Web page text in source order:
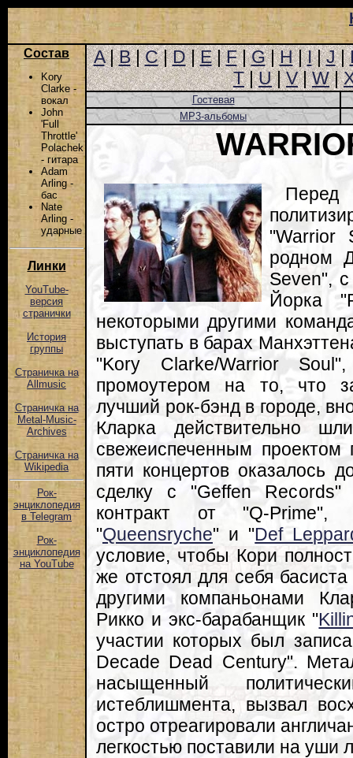
Состав
Kory
Clarke -
вокал
John
'Full
Throttle'
Polachek
- гитара
Adam
Arling -
бас
Nate
Arling -
ударные
Линки
YouTube-
версия
странички
История
группы
Страничка на
Allmusic
Страничка на
Metal-Music-
Archives
Страничка на
Wikipedia
Рок-
энциклопедия
в Telegram
Рок-
энциклопедия
на YouTube
A|B|C|D|E|F|G|H|I|J|
T|U|V|W|
Гостевая
MP3-альбомы
"Warrior
родном
Seven",
Йорка
некоторыми другими
выступать в барах
"Kory Clarke/Warrior
промоутером на то, что
лучший рок-бэнд в городе,
Кларка действительно
свежеиспеченным проектом
пяти концертов оказалось
сделку с "Geffen Records"
контракт от "Q-Prime",
"Queensryche" и "Def
условие, чтобы Кори
же отстоял для себя
другими компаньонами
Рикко и экс-барабанщик "
участии которых был
Decade Dead Century".
насыщенный
истеблишмента, вызвал
остро отреагировали
легкостью поставили на уши